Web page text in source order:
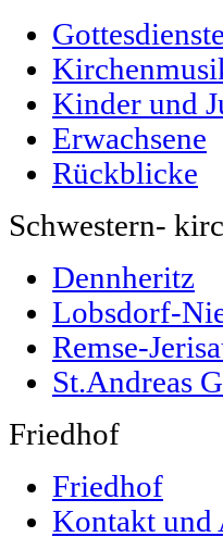
Kinder und
Erwachsene
Rückblicke
Schwestern-
Dennheritz
Lobsdorf-
Remse-
St.Andreas
Friedhof
Friedhof
Kontakt und